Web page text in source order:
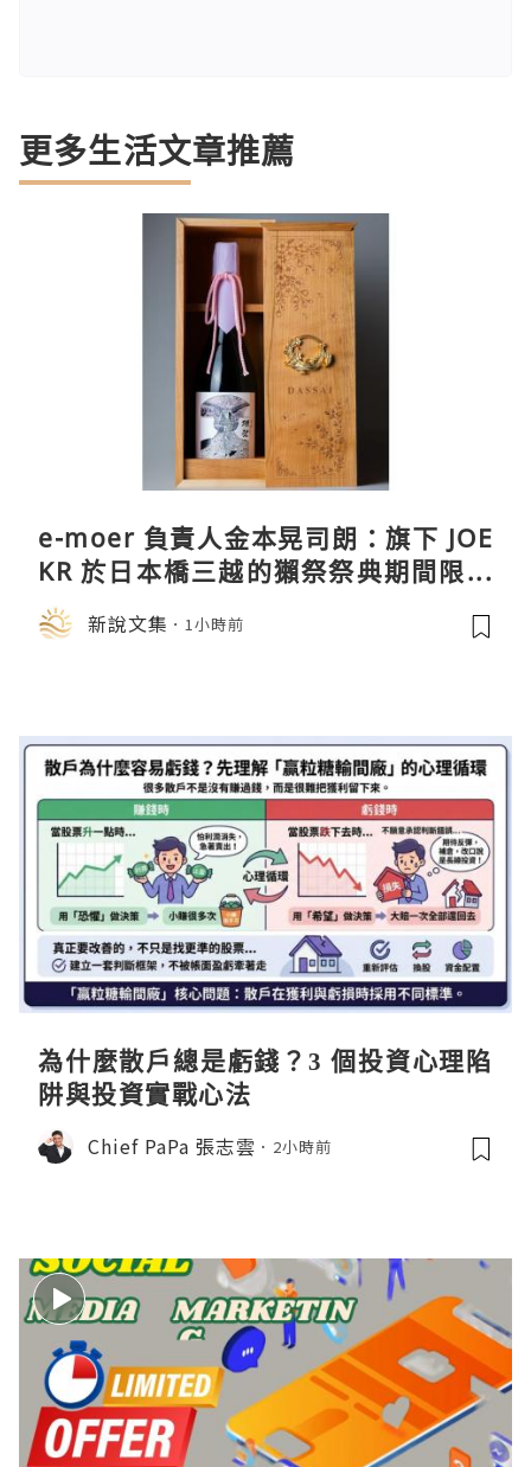
更多生活文章推薦
e-moer 負責人金本晃司朗：旗下 JOE
KR 於日本橋三越的獺祭祭典期間限定
店中，與日伸貴金属的東京銀器工匠一
同參展新說文集 1小時前
為什麼散戶總是虧錢？3 個投資心理陷
阱與投資實戰心法
Chief PaPa 張志雲 2小時前